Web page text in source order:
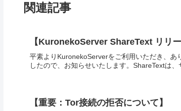
関連記事
【KuronekoServer ShareText リリー
平素よりKuronekoServerをご利用いただき、あ
したので、お知らせいたします。ShareTextは
【重要：Tor接続の拒否について】